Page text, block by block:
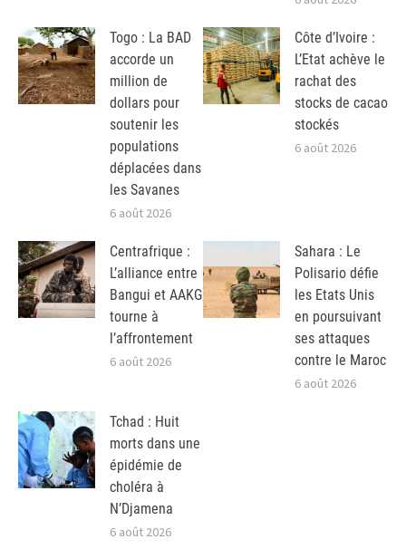
Togo : La BAD
accorde un
million de
dollars pour
soutenir les
populations
déplacées dans
les Savanes
6 août 2026
Côte d’Ivoire :
L’Etat achève le
rachat des
stocks de cacao
stockés
6 août 2026
Centrafrique :
L’alliance entre
Bangui et AAKG
tourne à
l’affrontement
6 août 2026
Sahara : Le
Polisario défie
les Etats Unis
en poursuivant
ses attaques
contre le Maroc
6 août 2026
Tchad : Huit
morts dans une
épidémie de
choléra à
N’Djamena
6 août 2026